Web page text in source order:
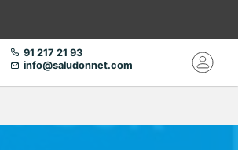
91 217 21 93
info@saludonnet.com